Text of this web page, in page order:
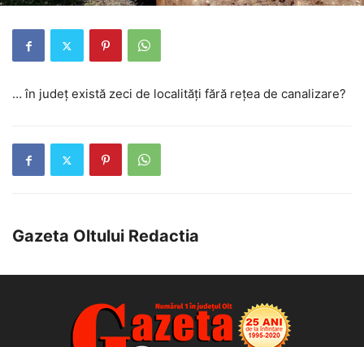
… în județ există zeci de localități fără rețea de canalizare?
Gazeta Oltului Redactia